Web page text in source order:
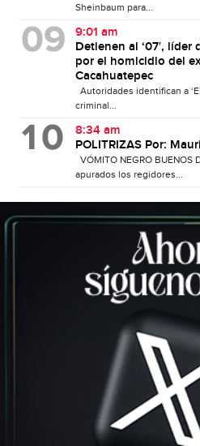
Sheinbaum para...
9:01 am
Detienen al ‘07′, líder
por el homicidio del
Cacahuatepec
Autoridades identifican a
criminal...
8:34 am
POLITRIZAS Por:
VÓMITO NEGRO
apurados los regidores...